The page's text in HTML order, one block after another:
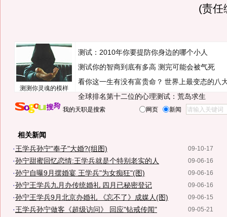
(责任
测测你灵魂的模样
测试：2010年你要提防你身边的哪个小人
测试你的智商到底有多高 测完可能会被气死
看你这一生有没有富贵命？ 世界上最变态的八
全球排名第十二位的心理测试：荒岛求生
我的天职是搜索 网页 新闻
相关新闻
09-10-17
·王学兵孙宁"奉子"大婚?(组图)
09-06-16
·孙宁甜蜜回忆恋情:王学兵就是个特别老实的人
09-06-16
·孙宁自曝9月摆婚宴 王学兵"为女痴狂"(图)
09-06-16
·孙宁王学兵九月办传统婚礼 四月已秘密登记
09-06-15
·孙宁王学兵9月北京办婚礼 《忘不了》成媒人(图)
09-05-21
·王学兵孙宁做客《超级访问》 回应"钻戒传闻"